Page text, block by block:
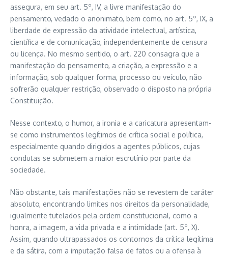
assegura, em seu art. 5º, IV, a livre manifestação do
pensamento, vedado o anonimato, bem como, no art. 5º, IX, a
liberdade de expressão da atividade intelectual, artística,
científica e de comunicação, independentemente de censura
ou licença. No mesmo sentido, o art. 220 consagra que a
manifestação do pensamento, a criação, a expressão e a
informação, sob qualquer forma, processo ou veículo, não
sofrerão qualquer restrição, observado o disposto na própria
Constituição.
Nesse contexto, o humor, a ironia e a caricatura apresentam-
se como instrumentos legítimos de crítica social e política,
especialmente quando dirigidos a agentes públicos, cujas
condutas se submetem a maior escrutínio por parte da
sociedade.
Não obstante, tais manifestações não se revestem de caráter
absoluto, encontrando limites nos direitos da personalidade,
igualmente tutelados pela ordem constitucional, como a
honra, a imagem, a vida privada e a intimidade (art. 5º, X).
Assim, quando ultrapassados os contornos da crítica legítima
e da sátira, com a imputação falsa de fatos ou a ofensa à